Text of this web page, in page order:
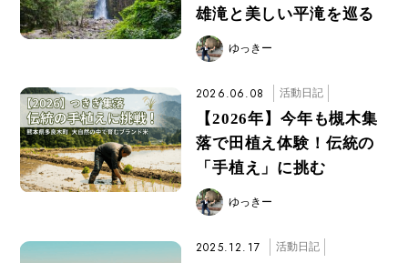
雄滝と美しい平滝を巡る
ゆっきー
2026.06.08 活動日記
【2026年】今年も槻木集
落で田植え体験！伝統の
「手植え」に挑む
ゆっきー
2025.12.17 活動日記